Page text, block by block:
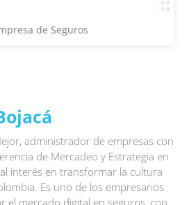
de Seguros
administrador de empresas con
de Mercadeo y Estrategia en
interés en transformar la cultura
Es uno de los empresarios